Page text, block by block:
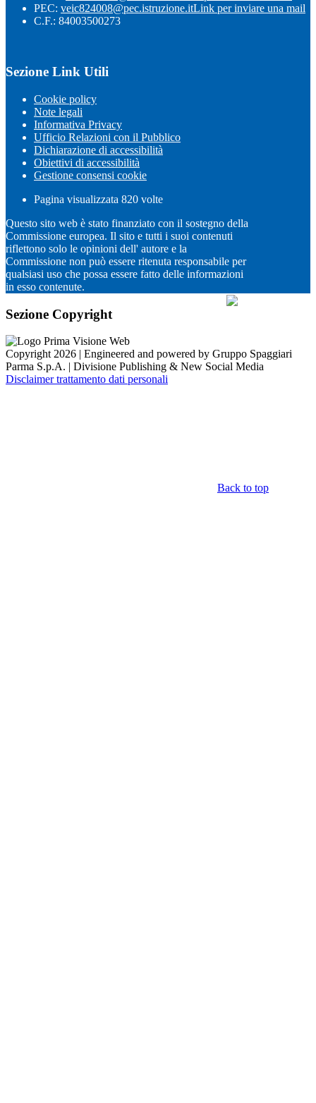
PEC: veic824008@pec.istruzione.itLink per inviare una mail
C.F.: 84003500273
Sezione Link Utili
Cookie policy
Note legali
Informativa Privacy
Ufficio Relazioni con il Pubblico
Dichiarazione di accessibilità
Obiettivi di accessibilità
Gestione consensi cookie
Pagina visualizzata 820 volte
Questo sito web è stato finanziato con il sostegno della
Commissione europea. Il sito e tutti i suoi contenuti
riflettono solo le opinioni dell' autore e la
Commissione non può essere ritenuta responsabile per
qualsiasi uso che possa essere fatto delle informazioni
in esso contenute.
Sezione Copyright
Copyright 2026 | Engineered and powered by Gruppo Spaggiari
Parma S.p.A. | Divisione Publishing & New Social Media
Disclaimer trattamento dati personali
Back to top